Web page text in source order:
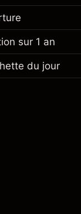
sur 1 an
du jour